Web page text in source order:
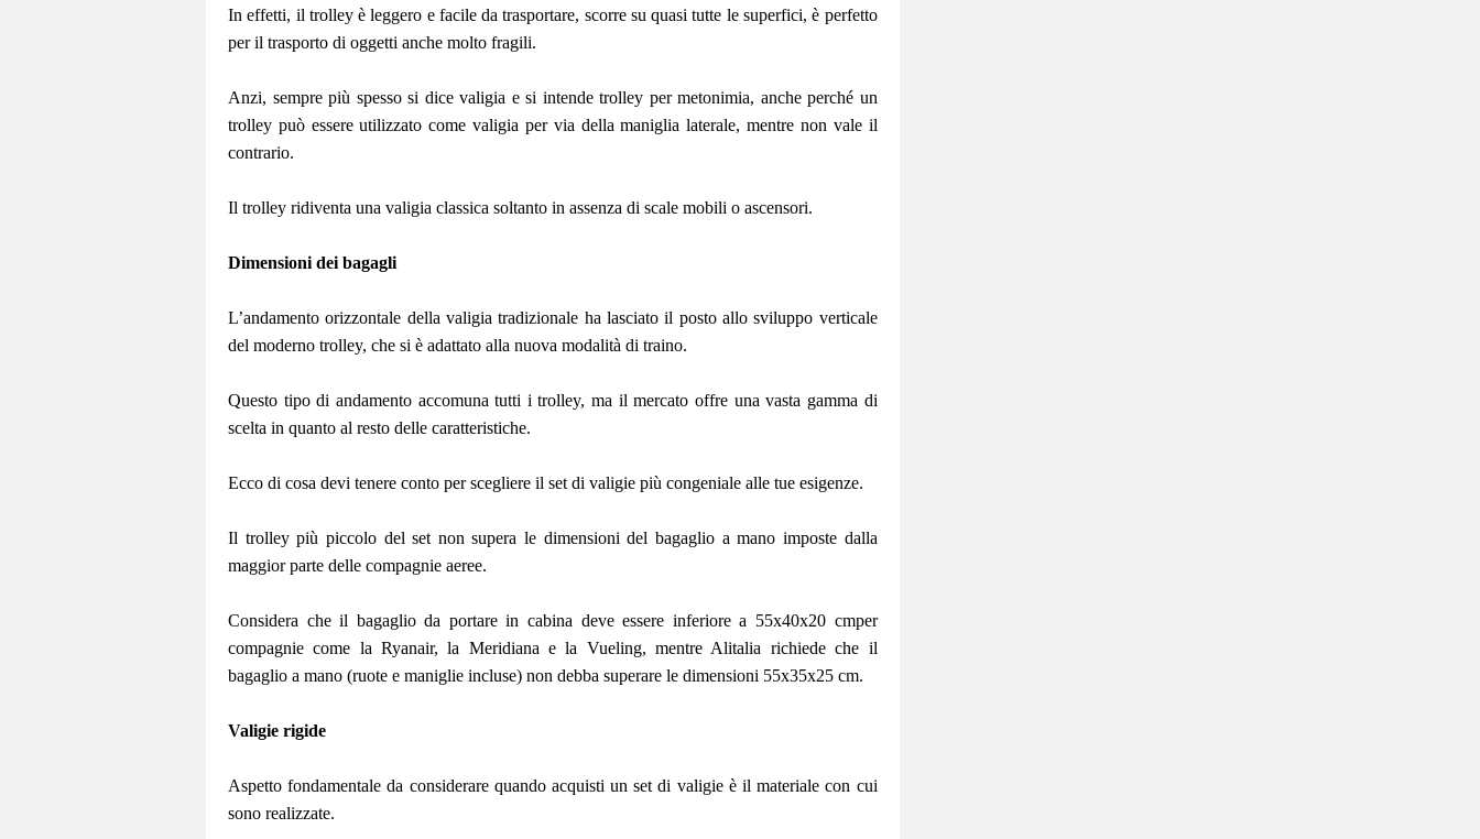
In effetti, il trolley è leggero e facile da trasportare, scorre su quasi tutte le superfici, è perfetto
per il trasporto di oggetti anche molto fragili.
Anzi, sempre più spesso si dice valigia e si intende trolley per metonimia, anche perché un
trolley può essere utilizzato come valigia per via della maniglia laterale, mentre non vale il
contrario.
Il trolley ridiventa una valigia classica soltanto in assenza di scale mobili o ascensori.
Dimensioni dei bagagli
L’andamento orizzontale della valigia tradizionale ha lasciato il posto allo sviluppo verticale
del moderno trolley, che si è adattato alla nuova modalità di traino.
Questo tipo di andamento accomuna tutti i trolley, ma il mercato offre una vasta gamma di
scelta in quanto al resto delle caratteristiche.
Ecco di cosa devi tenere conto per scegliere il set di valigie più congeniale alle tue esigenze.
Il trolley più piccolo del set non supera le dimensioni del bagaglio a mano imposte dalla
maggior parte delle compagnie aeree.
Considera che il bagaglio da portare in cabina deve essere inferiore a 55x40x20 cmper
compagnie come la Ryanair, la Meridiana e la Vueling, mentre Alitalia richiede che il
bagaglio a mano (ruote e maniglie incluse) non debba superare le dimensioni 55x35x25 cm.
Valigie rigide
Aspetto fondamentale da considerare quando acquisti un set di valigie è il materiale con cui
sono realizzate.